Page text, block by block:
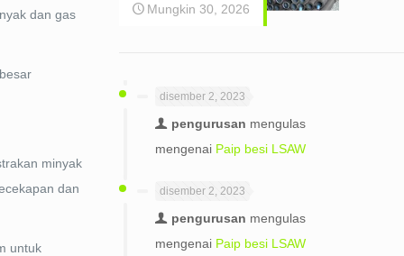
dan gas
minyak
dan
untuk
Mungkin 30, 2026
disember 2, 2023
pengurusan mengulas
mengenai Paip besi LSAW
disember 2, 2023
pengurusan mengulas
mengenai Paip besi LSAW